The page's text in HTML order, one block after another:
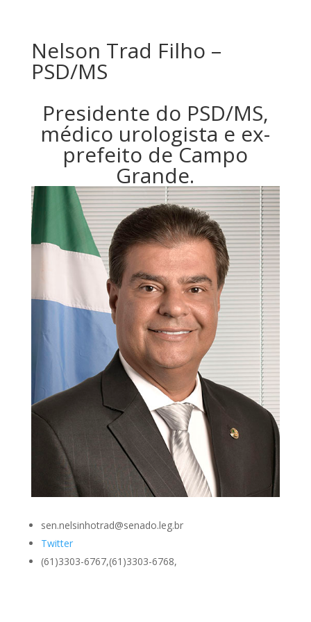
Nelson Trad Filho –
PSD/MS
Presidente do PSD/MS,
médico urologista e ex-
prefeito de Campo
Grande.
sen.nelsinhotrad@senado.leg.br
Twitter
(61)3303-6767,(61)3303-6768,